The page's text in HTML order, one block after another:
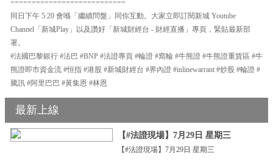
===========================
同日下午 5:20 會喺「繼續問盤」同你互動。大家立即訂閱新城 Youtube
Channel「新城Play」以及讚好「新城財經台 - 財經直播」專頁，緊貼最新部
署。
#法國巴黎銀行 #法巴 #BNP #法證專頁 #輪證 #窩輪 #牛熊證 #牛熊證重貨區 #牛
熊證即市資金流 #恒指 #港股 #新城財經台 #界內證 #inlinewarrant #炒股 #輪證 #
騰訊 #阿里巴巴 #黃集恩 #林恩
最新上線
【#法證現場】7月29日 星期三
【#法證現場】7月29日 星期三